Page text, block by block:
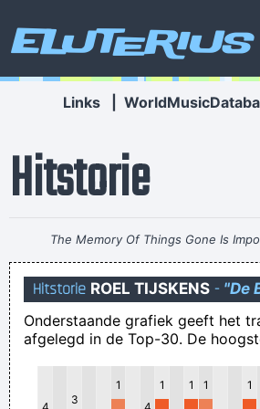
Eluterius
Links
Hitstorie
The Memory Of Things Gone Is
Things Like Old Folks Singing In
Yard On A Hot Night Or
When will all this anger,
Klopt, volgens mijn
Hitstorie ROEL TIJSKENS - "De
Onderstaande grafiek geeft het
afgelegd in de Top-30. De
3
1 1 1 1 1